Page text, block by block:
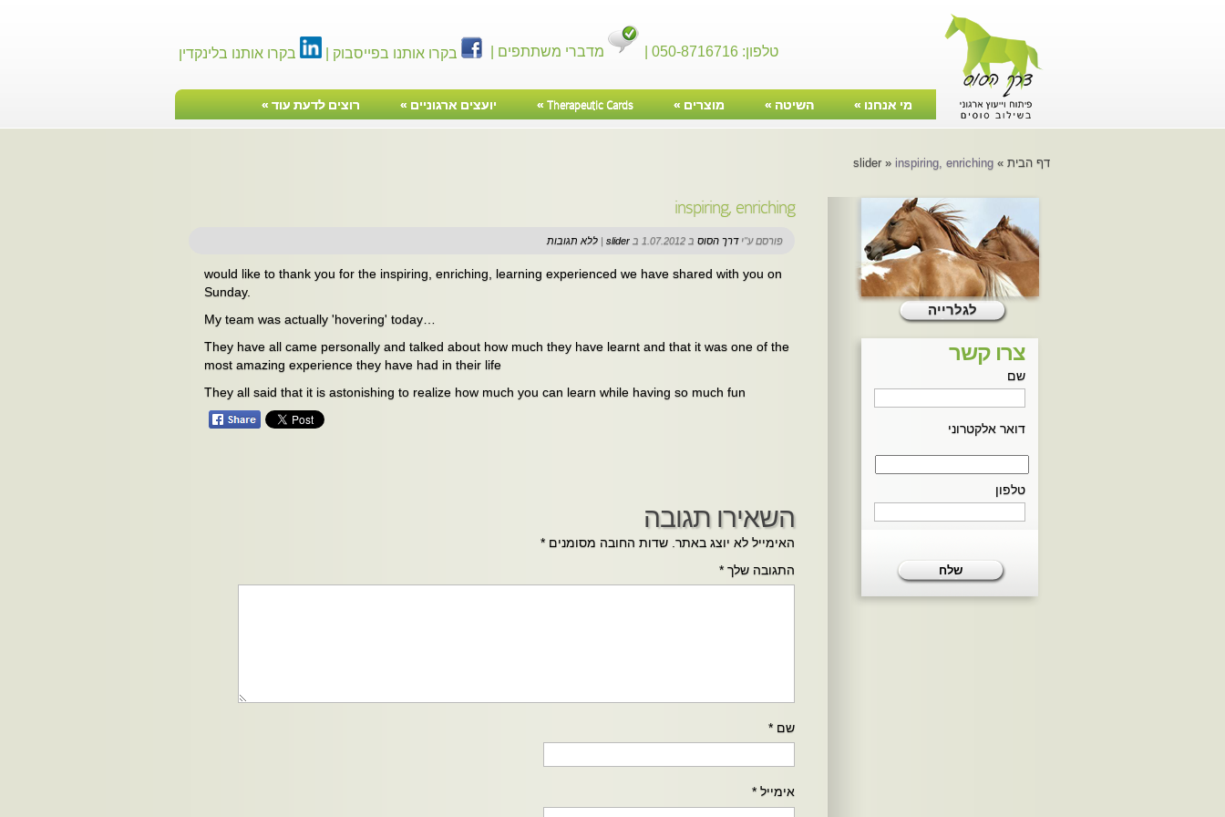
בקרו אותנו בלינקדין בקרו אותנו בפייסבוק | מדברי משתתפים | טלפון: 050-8716716 |
מי אנחנו » השיטה » מוצרים »
Therapeutic Cards
» יועצים ארגוניים » רוצים לדעת עוד »
דף הבית »
slider » inspiring, enriching
inspiring, enriching
פורסם ע"ידרך הסוס ב 1.07.2012 ב slider
| ללא תגובות
would like to thank you for the inspiring, enriching, learning experienced we have shared with you on
Sunday.
My team was actually 'hovering' today…
They have all came personally and talked about how much they have learnt and that it was one of the
most amazing experience they have had in their life
They all said that it is astonishing to realize how much you can learn while having so much fun
השאירו תגובה
האימייל לא יוצג באתר. שדות החובה מסומנים *
התגובה שלך *
שם *
אימייל *
לגלרייה
צרו קשר
שם
דואר אלקטרוני
טלפון